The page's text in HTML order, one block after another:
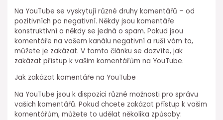
Na YouTube se vyskytují různé druhy komentářů – od
pozitivních po negativní. Někdy jsou komentáře
konstruktivní a někdy se jedná o spam. Pokud jsou
komentáře na vašem kanálu negativní a ruší vám to,
můžete je zakázat. V tomto článku se dozvíte, jak
zakázat přístup k vašim komentářům na YouTube.
Jak zakázat komentáře na YouTube
Na YouTube jsou k dispozici různé možnosti pro správu
vašich komentářů. Pokud chcete zakázat přístup k vašim
komentářům, můžete to udělat několika způsoby: